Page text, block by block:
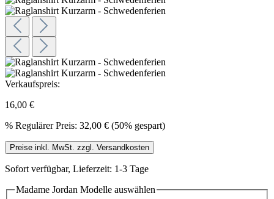
Verkaufspreis:
16,00 €
% Regulärer Preis: 32,00 € (50% gespart)
Preise inkl. MwSt. zzgl. Versandkosten
Sofort verfügbar, Lieferzeit: 1-3 Tage
Madame Jordan Modelle auswählen